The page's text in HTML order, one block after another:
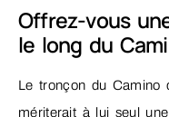
Offrez-vous
le long du
Le tronçon du Camino
mériterait à lui seul